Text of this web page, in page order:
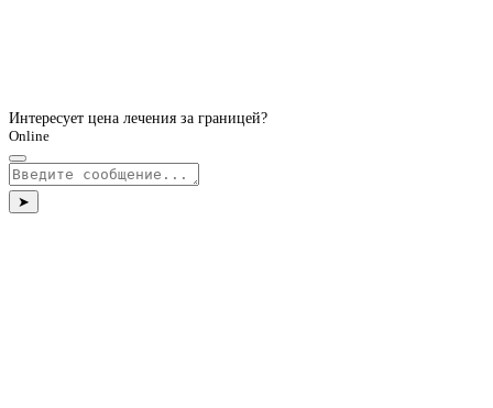
Интересует цена лечения за границей?
Online
➤